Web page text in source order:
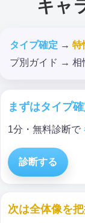
キャ
タイプ確定 → 特
プ別ガイド → 相
まずはタイプ
1分・無料診断で
診断する
次は全体像を